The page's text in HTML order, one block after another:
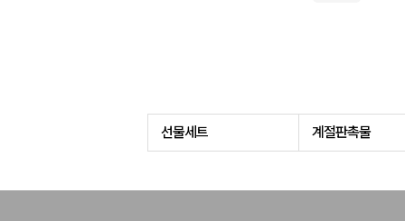
선물세트 계절판촉물